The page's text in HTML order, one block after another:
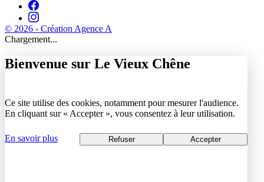
© 2026 - Création Agence A
Chargement...
Bienvenue sur Le Vieux Chêne
Ce site utilise des cookies, notamment pour mesurer l'audience.
En cliquant sur « Accepter », vous consentez à leur utilisation.
En savoir plus Refuser Accepter